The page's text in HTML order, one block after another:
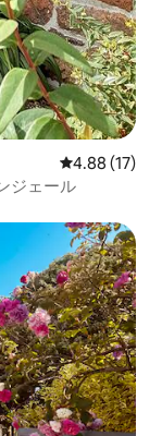
レビュー17
4.88 (17)
ジェール